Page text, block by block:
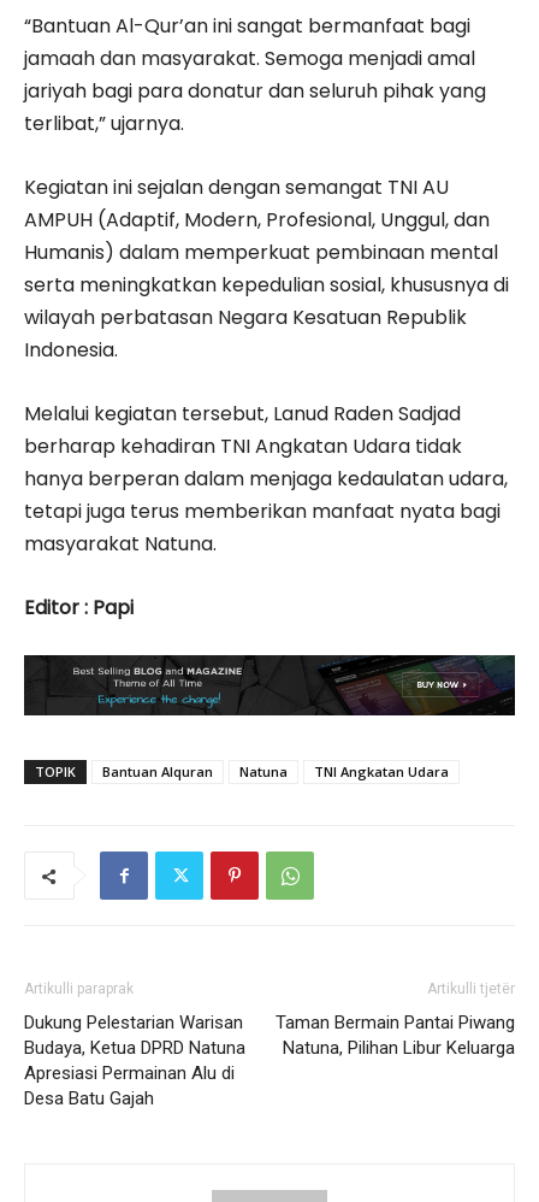
“Bantuan Al-Qur’an ini sangat bermanfaat bagi
jamaah dan masyarakat. Semoga menjadi amal
jariyah bagi para donatur dan seluruh pihak yang
terlibat,” ujarnya.
Kegiatan ini sejalan dengan semangat TNI AU
AMPUH (Adaptif, Modern, Profesional, Unggul, dan
Humanis) dalam memperkuat pembinaan mental
serta meningkatkan kepedulian sosial, khususnya di
wilayah perbatasan Negara Kesatuan Republik
Indonesia.
Melalui kegiatan tersebut, Lanud Raden Sadjad
berharap kehadiran TNI Angkatan Udara tidak
hanya berperan dalam menjaga kedaulatan udara,
tetapi juga terus memberikan manfaat nyata bagi
masyarakat Natuna.
Editor : Papi
TOPIK Bantuan Alquran Natuna TNI Angkatan Udara
Artikulli paraprak
Dukung Pelestarian Warisan
Budaya, Ketua DPRD Natuna
Apresiasi Permainan Alu di
Desa Batu Gajah
Artikulli tjetër
Taman Bermain Pantai Piwang
Natuna, Pilihan Libur Keluarga